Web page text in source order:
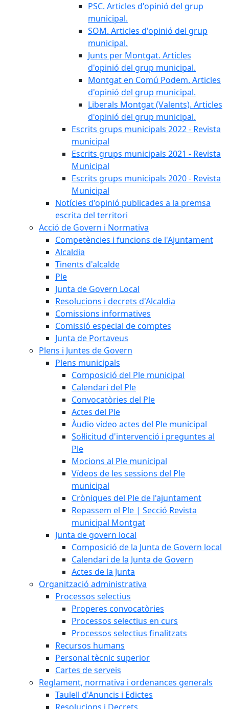
PSC. Articles d'opinió del grup
municipal.
SOM. Articles d'opinió del grup
municipal.
Junts per Montgat. Articles
d'opinió del grup municipal.
Montgat en Comú Podem. Articles
d'opinió del grup municipal.
Liberals Montgat (Valents). Articles
d'opinió del grup municipal.
Escrits grups municipals 2022 - Revista
municipal
Escrits grups municipals 2021 - Revista
Municipal
Escrits grups municipals 2020 - Revista
Municipal
Notícies d'opinió publicades a la premsa
escrita del territori
Acció de Govern i Normativa
Competències i funcions de l'Ajuntament
Alcaldia
Tinents d'alcalde
Ple
Junta de Govern Local
Resolucions i decrets d'Alcaldia
Comissions informatives
Comissió especial de comptes
Junta de Portaveus
Plens i Juntes de Govern
Plens municipals
Composició del Ple municipal
Calendari del Ple
Convocatòries del Ple
Actes del Ple
Àudio vídeo actes del Ple municipal
Sol·licitud d'intervenció i preguntes al
Ple
Mocions al Ple municipal
Vídeos de les sessions del Ple
municipal
Cròniques del Ple de l'ajuntament
Repassem el Ple | Secció Revista
municipal Montgat
Junta de govern local
Composició de la Junta de Govern local
Calendari de la Junta de Govern
Actes de la Junta
Organització administrativa
Processos selectius
Properes convocatòries
Processos selectius en curs
Processos selectius finalitzats
Recursos humans
Personal tècnic superior
Cartes de serveis
Reglament, normativa i ordenances generals
Taulell d'Anuncis i Edictes